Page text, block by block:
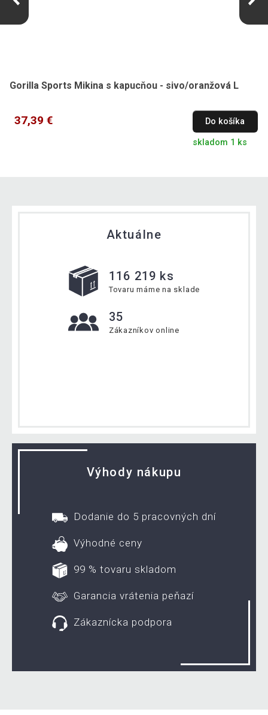
Gorilla Sports Mikina s kapucňou - sivo/oranžová L
37,39 € Do košíka
skladom 1 ks
Aktuálne
116 219 ks
Tovaru máme na sklade
35
Zákazníkov online
Výhody nákupu
Dodanie do 5 pracovných dní
Výhodné ceny
99 % tovaru skladom
Garancia vrátenia peňazí
Zákaznícka podpora